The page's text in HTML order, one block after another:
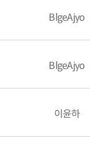
BlgeAjyo
BlgeAjyo
이윤하